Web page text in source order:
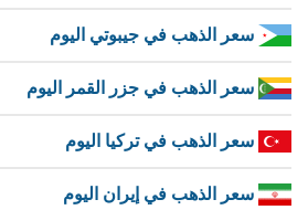
سعر الذهب في جيبوتي اليوم
سعر الذهب في جزر القمر اليوم
سعر الذهب في تركيا اليوم
سعر الذهب في إيران اليوم